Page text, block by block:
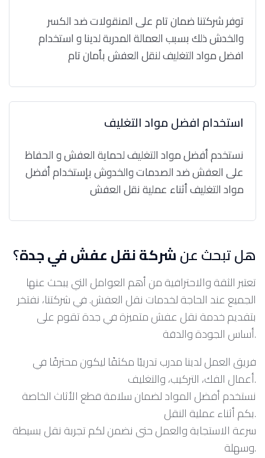
توفر شركتنا ضمان تام على المنقولات ضد الكسر
والخدش ذلك بسبب العمالة المدربة لدينا و استخدام
افضل مواد التغليف لنقل العفش بأمان تام
استخدام افضل مواد التغليف
نستخدم أفضل مواد التغليف لحماية العفش و الحفاظ
على العفش ضد الصدمات والخدوش بإستخدام أفضل
مواد التغليف أثناء عملية نقل العفش
هل تبحث عنشركة نقل عفش في جدة؟
تعتبر الثقة والاحترافية من أهم العوامل التي يبحث عنها
الجميع عند الحاجة لخدمات نقل العفش. في شركتنا، نفتخر
بتقديم خدمة نقل عفش متميزة في جدة تقوم على
أساس الجودة والدقة.
أعمال الفك، التركيب، والتغليف.
نستخدم أفضل المواد لضمان سلامة قطع الأثاث الخاصة
بكم أثناء عملية النقل.
سرعة الاستجابة والعمل حتى نضمن لكم تجربة نقل بسيطة
وسهلة.